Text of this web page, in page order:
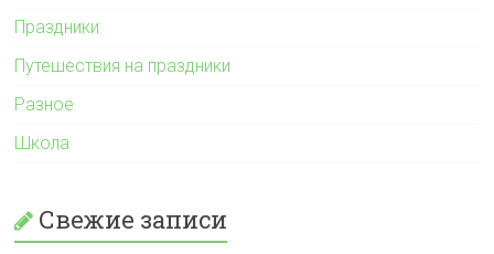
Праздники
Путешествия на праздники
Разное
Школа
Свежие записи